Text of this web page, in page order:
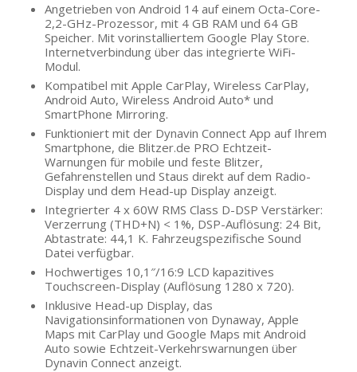
Angetrieben von Android 14 auf einem Octa-Core-
2,2-GHz-Prozessor, mit 4 GB RAM und 64 GB
Speicher. Mit vorinstalliertem Google Play Store.
Internetverbindung über das integrierte WiFi-
Modul.
Kompatibel mit Apple CarPlay, Wireless CarPlay,
Android Auto, Wireless Android Auto* und
SmartPhone Mirroring.
Funktioniert mit der Dynavin Connect App auf Ihrem
Smartphone, die Blitzer.de PRO Echtzeit-
Warnungen für mobile und feste Blitzer,
Gefahrenstellen und Staus direkt auf dem Radio-
Display und dem Head-up Display anzeigt.
Integrierter 4 x 60W RMS Class D-DSP Verstärker:
Verzerrung (THD+N) < 1%, DSP-Auflösung: 24 Bit,
Abtastrate: 44,1 K. Fahrzeugspezifische Sound
Datei verfügbar.
Hochwertiges 10,1″/16:9 LCD kapazitives
Touchscreen-Display (Auflösung 1280 x 720).
Inklusive Head-up Display, das
Navigationsinformationen von Dynaway, Apple
Maps mit CarPlay und Google Maps mit Android
Auto sowie Echtzeit-Verkehrswarnungen über
Dynavin Connect anzeigt.